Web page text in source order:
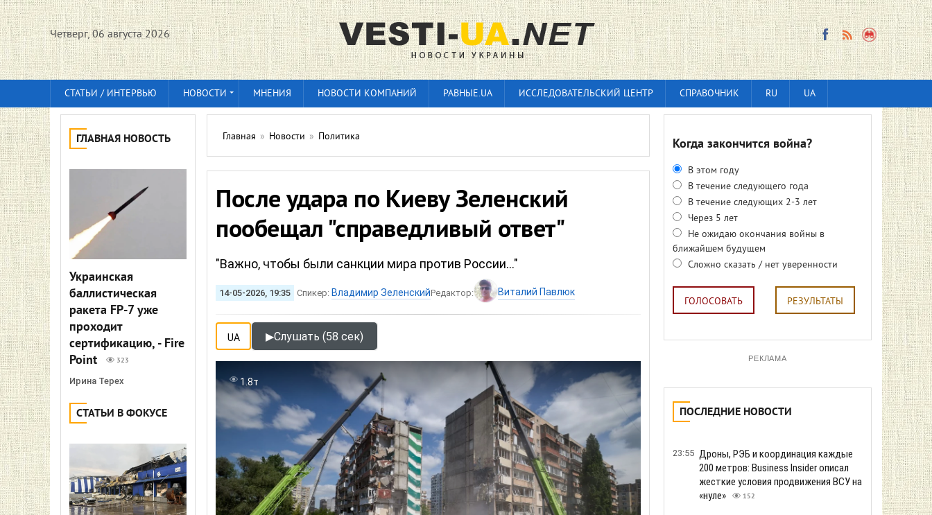
Четверг, 06 августа 2026
СТАТЬИ / ИНТЕРВЬЮ НОВОСТИ МНЕНИЯ НОВОСТИ КОМПАНИЙ РАВНЫЕ.UA ИССЛЕДОВАТЕЛЬСКИЙ ЦЕНТР СПРАВОЧНИК RU UA
ГЛАВНАЯ НОВОСТЬ
Украинская
баллистическая
ракета FP-7 уже
проходит
сертификацию, - Fire
Point
323
Ирина Терех
СТАТЬИ В ФОКУСЕ
Главная » Новости » Политика
После удара по Киеву Зеленский
пообещал "справедливый ответ"
"Важно, чтобы были санкции мира против России..."
14-05-2026, 19:35 Спикер: Владимир ЗеленскийРедактор: Виталий Павлюк
UA ▶Слушать (58 сек)
1.8т
Когда закончится война?
В этом году
В течение следующего года
В течение следующих 2-3 лет
Через 5 лет
Не ожидаю окончания войны в
ближайшем будущем
Сложно сказать / нет уверенности
ГОЛОСОВАТЬ РЕЗУЛЬТАТЫ
РЕКЛАМА
ПОСЛЕДНИЕ НОВОСТИ
23:55 Дроны, РЭБ и координация каждые
200 метров: Business Insider описал
жесткие условия продвижения ВСУ на
«нуле»
152